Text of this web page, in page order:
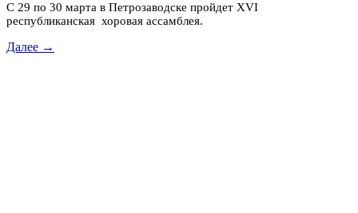
С 29 по 30 марта в Петрозаводске пройдет XVI
республиканская хоровая ассамблея.
Далее →